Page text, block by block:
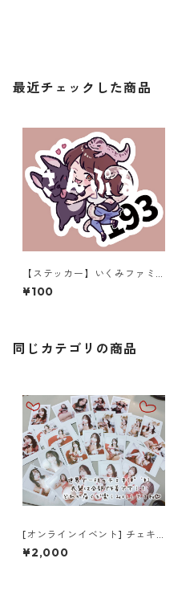
最近チェックした商品
【ステッカー】いくみファミ
リー
¥100
同じカテゴリの商品
[オンラインイベント] チェキ
サイン会 サインチェキ
¥2,000